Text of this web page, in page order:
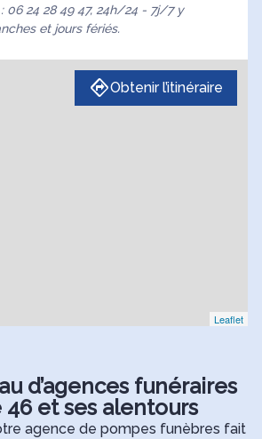
06 24 28 49 47, 24h/24 - 7j/7 y
et jours fériés.
Leaflet
Obtenir l’itinéraire
d’agences funéraires
46 et ses alentours
agence de pompes funèbres fait